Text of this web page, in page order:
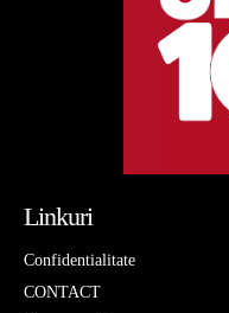
Linkuri
Confidentialitate
CONTACT